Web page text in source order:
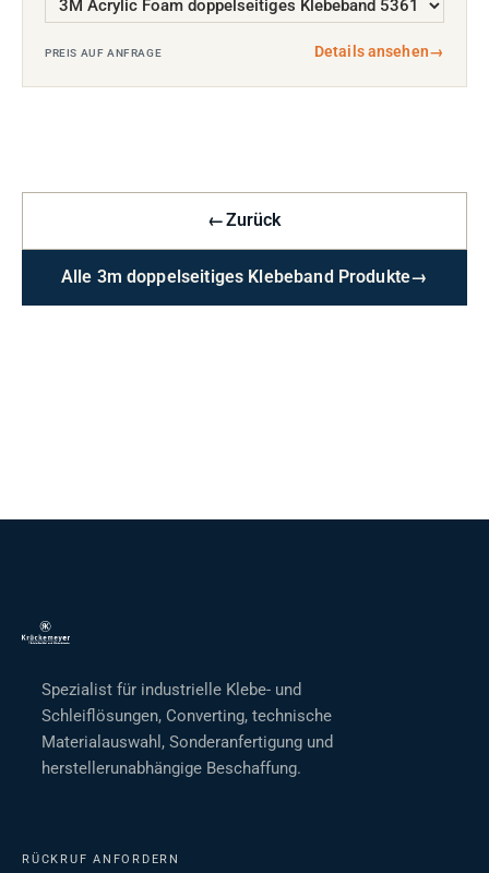
PREIS AUF ANFRAGE Details ansehen→
←Zurück
Alle 3m doppelseitiges Klebeband Produkte→
Spezialist für industrielle Klebe- und
Schleiflösungen, Converting, technische
Materialauswahl, Sonderanfertigung und
herstellerunabhängige Beschaffung.
RÜCKRUF ANFORDERN